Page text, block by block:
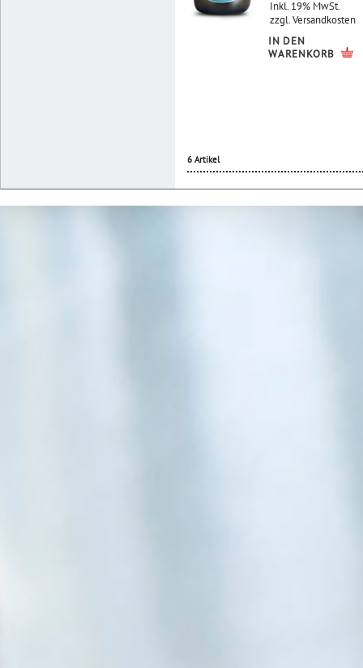
Inkl. 19% MwSt.
zzgl.Versandkosten
IN DEN
WARENKORB
6 Artikel